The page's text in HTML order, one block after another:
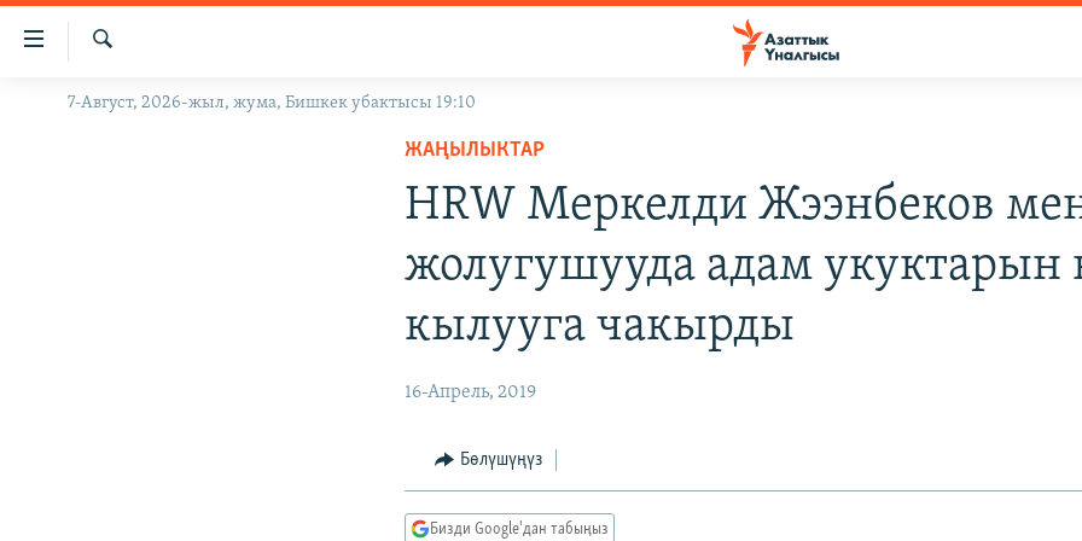
Линктер
Мазмунга
Навигацияга
ЖАҢЫЛЫКТАР
Издөө
7-Август, 2026-жыл, жума, Бишкек убактысы 19:10
ЖАҢЫЛЫКТАР
HRW Меркелди Жээнбеков
жолугушууда адам укуктарын
кылууга чакырды
16-Апрель, 2019
Бөлүшүңүз
Бизди Google'дан табыңыз